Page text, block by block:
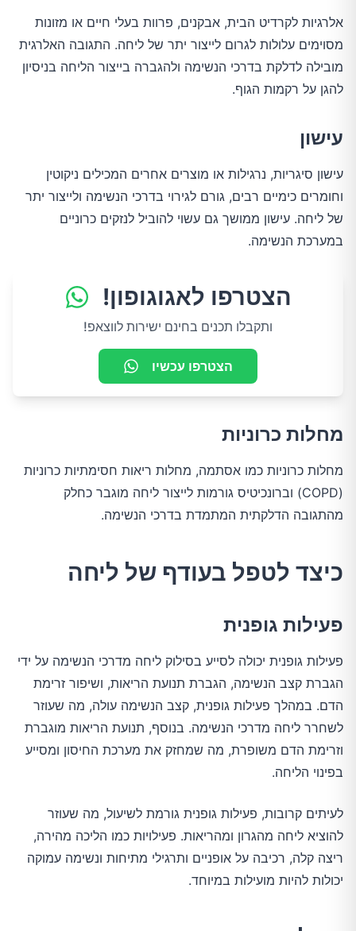
אלרגיות לקרדיט הבית, אבקנים, פרוות בעלי חיים או מזונות
מסוימים עלולות לגרום לייצור יתר של ליחה. התגובה האלרגית
מובילה לדלקת בדרכי הנשימה ולהגברה בייצור הליחה בניסיון
להגן על רקמות הגוף.
עישון
עישון סיגריות, נרגילות או מוצרים אחרים המכילים ניקוטין
וחומרים כימיים רבים, גורם לגירוי בדרכי הנשימה ולייצור יתר
של ליחה. עישון ממושך גם עשוי להוביל לנזקים כרוניים
במערכת הנשימה.
הצטרפו לאגוגופון!
ותקבלו תכנים בחינם ישירות לווצאפ!
הצטרפו עכשיו
מחלות כרוניות
מחלות כרוניות כמו אסתמה, מחלות ריאות חסימתיות כרוניות
(COPD) וברונכיטיס גורמות לייצור ליחה מוגבר כחלק
מהתגובה הדלקתית המתמדת בדרכי הנשימה.
כיצד לטפל בעודף של ליחה
פעילות גופנית
פעילות גופנית יכולה לסייע בסילוק ליחה מדרכי הנשימה על ידי
הגברת קצב הנשימה, הגברת תנועת הריאות, ושיפור זרימת
הדם. במהלך פעילות גופנית, קצב הנשימה עולה, מה שעוזר
לשחרר ליחה מדרכי הנשימה. בנוסף, תנועת הריאות מוגברת
וזרימת הדם משופרת, מה שמחזק את מערכת החיסון ומסייע
בפינוי הליחה.
לעיתים קרובות, פעילות גופנית גורמת לשיעול, מה שעוזר
להוציא ליחה מהגרון ומהריאות. פעילויות כמו הליכה מהירה,
ריצה קלה, רכיבה על אופניים ותרגילי מתיחות ונשימה עמוקה
יכולות להיות מועילות במיוחד.